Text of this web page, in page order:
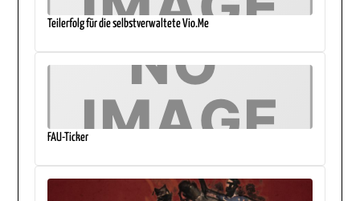
Teilerfolg für die selbstverwaltete Vio.Me
FAU-Ticker